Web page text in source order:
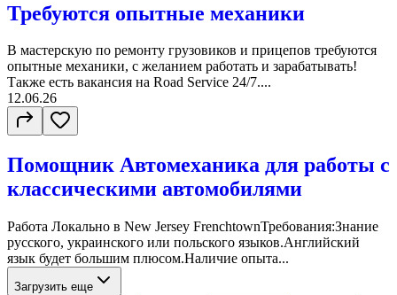
Требуются опытные механики
В мастерскую по ремонту грузовиков и прицепов требуются
опытные механики, с желанием работать и зарабатывать!
Также есть вакансия на Road Service 24/7....
12.06.26
Помощник Автомеханика для работы с
классическими автомобилями
Работа Локально в New Jersey FrenchtownТребования:Знание
русского, украинского или польского языков.Английский
язык будет большим плюсом.Наличие опыта...
Загрузить еще